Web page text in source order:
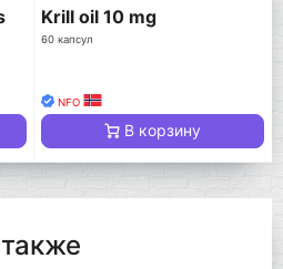
Krill oil 10 mg
60 капсул
NFO
В корзину